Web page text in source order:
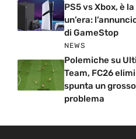
PS5 vs Xbox, è
un’era:
di GameStop
NEWS
Polemiche su
Team, FC26
spunta un grosso
problema